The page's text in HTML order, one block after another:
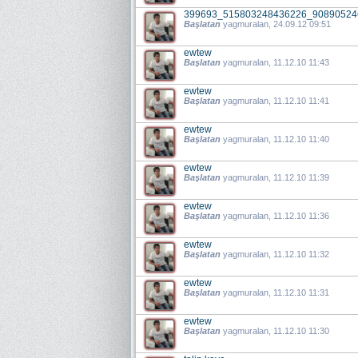
Başlatan yagmuralan, 24.09.12 09:51
ewtew
Başlatan yagmuralan, 11.12.10 11:43
ewtew
Başlatan yagmuralan, 11.12.10 11:41
ewtew
Başlatan yagmuralan, 11.12.10 11:40
ewtew
Başlatan yagmuralan, 11.12.10 11:39
ewtew
Başlatan yagmuralan, 11.12.10 11:36
ewtew
Başlatan yagmuralan, 11.12.10 11:32
ewtew
Başlatan yagmuralan, 11.12.10 11:31
ewtew
Başlatan yagmuralan, 11.12.10 11:30